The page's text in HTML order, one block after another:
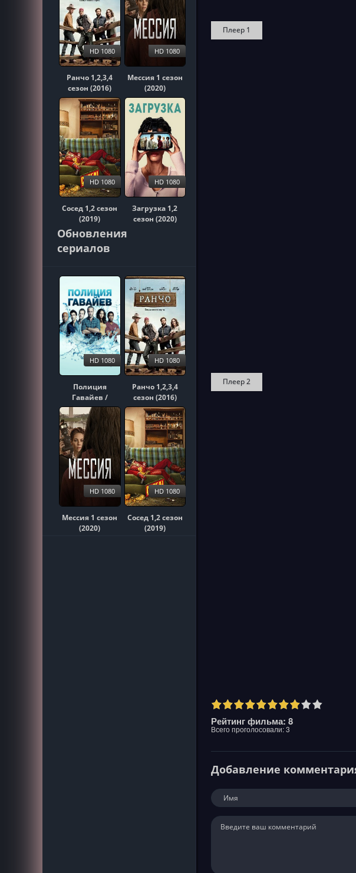
Ранчо 1,2,3,4
сезон (2016)
HD 1080
Мессия 1 сезон
(2020)
HD 1080
Сосед 1,2 сезон
(2019)
HD 1080
Загрузка 1,2
сезон (2020)
HD 1080
Обновления
сериалов
Полиция
Гавайев /
Гавайи 5-0
1,2,3,4,5,6,7,8,9,10
сезон (2010)
HD 1080
Ранчо 1,2,3,4
сезон (2016)
HD 1080
Мессия 1 сезон
(2020)
HD 1080
Сосед 1,2 сезон
(2019)
HD 1080
Плеер 1
Плеер 2
Рейтинг фильма: 8
Всего проголосовали:3
Добавление